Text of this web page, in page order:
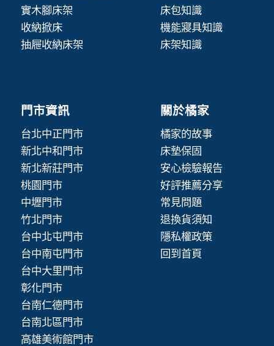
實木腳床架
收納掀床
抽屜收納床架
床包知識
機能寢具知識
床架知識
門市資訊
台北中正門市
新北中和門市
新北新莊門市
桃園門市
中壢門市
竹北門市
台中北屯門市
台中南屯門市
台中大里門市
彰化門市
台南仁德門市
台南北區門市
高雄美術館門市
關於橘家
橘家的故事
床墊保固
安心檢驗報告
好評推薦分享
常見問題
退換貨須知
隱私權政策
回到首頁